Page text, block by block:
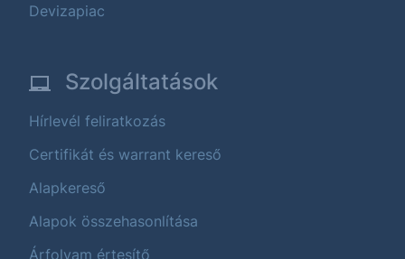
Devizapiac
Szolgáltatások
Hírlevél feliratkozás
Certifikát és warrant kereső
Alapkereső
Alapok összehasonlítása
Árfolyam értesítő